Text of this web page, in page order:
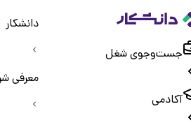
جست‌و‌جوی شغل
آکادمی
دانشکار
معرفی